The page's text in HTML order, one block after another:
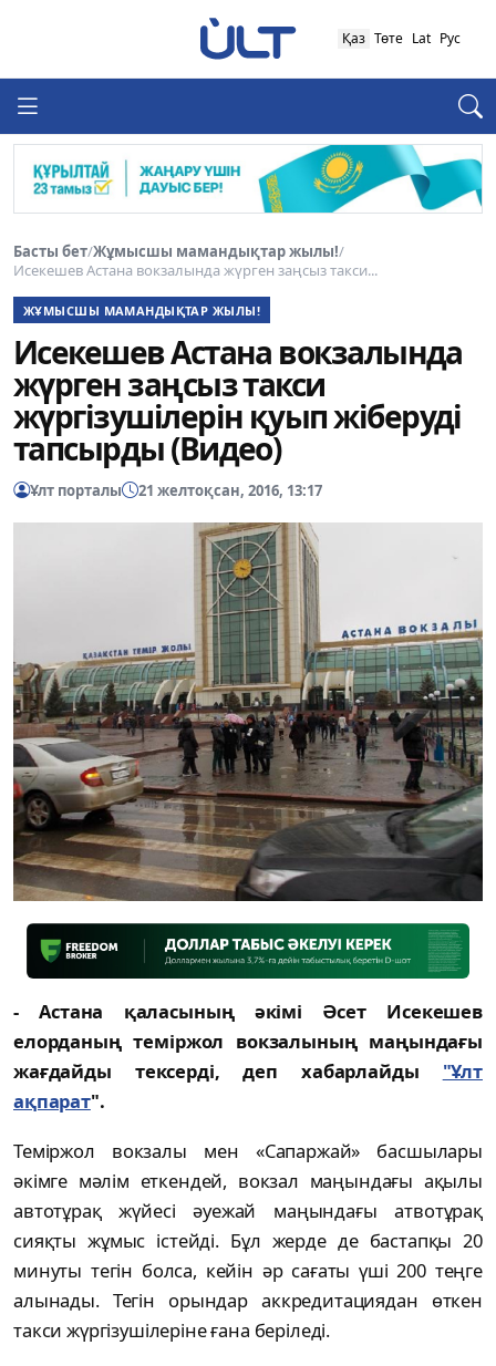
Қаз Төте Lat Рус
Басты бет/Жұмысшы мамандықтар жылы!/
Исекешев Астана вокзалында жүрген заңсыз такси...
ЖҰМЫСШЫ МАМАНДЫҚТАР ЖЫЛЫ!
Исекешев Астана вокзалында
жүрген заңсыз такси
жүргізушілерін қуып жіберуді
тапсырды (Видео)
Ұлт порталы 21 желтоқсан, 2016, 13:17
- Астана қаласының әкімі Әсет Исекешев
елорданың теміржол вокзалының маңындағы
жағдайды тексерді, деп хабарлайды "Ұлт
ақпарат".
Теміржол вокзалы мен «Сапаржай» басшылары
әкімге мәлім еткендей, вокзал маңындағы ақылы
автотұрақ жүйесі әуежай маңындағы атвотұрақ
сияқты жұмыс істейді. Бұл жерде де бастапқы 20
минуты тегін болса, кейін әр сағаты үші 200 теңге
алынады. Тегін орындар аккредитациядан өткен
такси жүргізушілеріне ғана беріледі.